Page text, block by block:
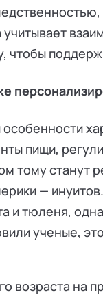
чтобы
пищи,
тому станут
—
и тюленя,
ученые,
возраста на